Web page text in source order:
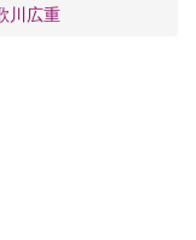
川広重